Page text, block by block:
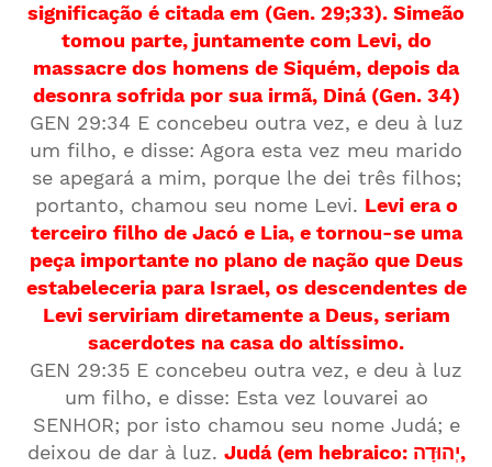
significação é citada em (Gen. 29;33). Simeão
tomou parte, juntamente com Levi, do
massacre dos homens de Siquém, depois da
desonra sofrida por sua irmã, Diná (Gen. 34)
GEN 29:34 E concebeu outra vez, e deu à luz
um filho, e disse: Agora esta vez meu marido
se apegará a mim, porque lhe dei três filhos;
portanto, chamou seu nome Levi. Levi era o
terceiro filho de Jacó e Lia, e tornou-se uma
peça importante no plano de nação que Deus
estabeleceria para Israel, os descendentes de
Levi serviriam diretamente a Deus, seriam
sacerdotes na casa do altíssimo.
GEN 29:35 E concebeu outra vez, e deu à luz
um filho, e disse: Esta vez louvarei ao
SENHOR; por isto chamou seu nome Judá; e
deixou de dar à luz. Judá (em hebraico: יְהוּדָה,